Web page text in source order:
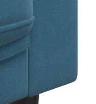
42,5 см
70 см
(на място): 110